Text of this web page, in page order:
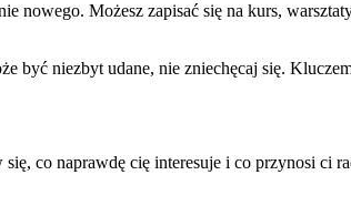
nowego. Możesz zapisać się na kurs,
być niezbyt udane, nie zniechęcaj się.
co naprawdę cię interesuje i co przynosi